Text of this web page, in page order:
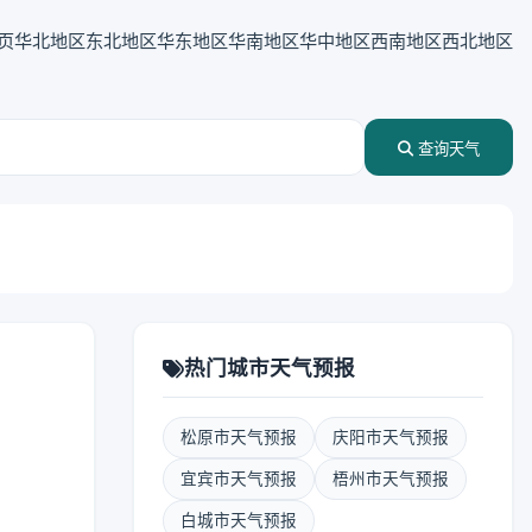
华北地区东北地区华东地区华南地区华中地区西南地区西北地区
查询天气
热门城市天气预报
松原市天气预报 庆阳市天气预报
宜宾市天气预报 梧州市天气预报
白城市天气预报